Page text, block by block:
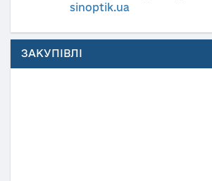
sinoptik.ua
ЗАКУПІВЛІ